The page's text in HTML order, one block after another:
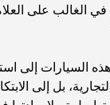
الإمارات العربية
في دبي: حيث يلتقي
الغالب على
هذه السيارات إلى
بل إلى